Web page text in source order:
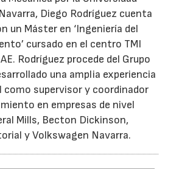
Diego Rodríguez cuenta
un Máster en ‘Ingeniería del
cursado en el centro TMI
Rodríguez procede del Grupo
una amplia experiencia
como supervisor y coordinador
en empresas de nivel
Mills, Becton Dickinson,
y Volkswagen Navarra.